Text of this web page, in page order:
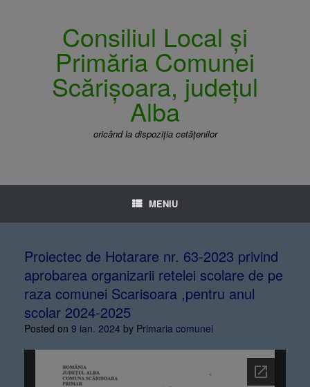
Consiliul Local și
Primăria Comunei
Scărișoara, județul
Alba
oricând la dispoziția cetățenilor
MENIU
Proiectec de Hotarare nr. 63-2023 privind
aprobarea organizarii retelei scolare de pe
raza comunei Scarisoara ,pentru anul
scolar 2024-2025
Posted on 9 ian. 2024 by Primaria comunei